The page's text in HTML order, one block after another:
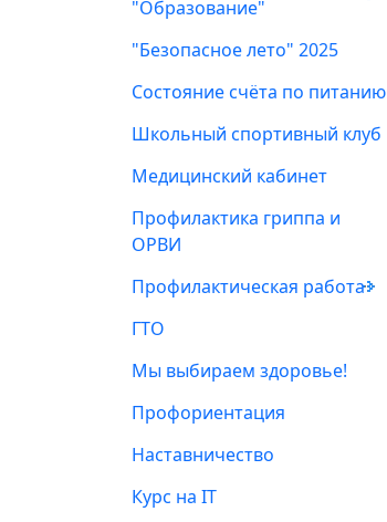
"Образование"
"Безопасное лето" 2025
Состояние счёта по питанию
Школьный спортивный клуб
Медицинский кабинет
Профилактика гриппа и
ОРВИ
Профилактическая работа
ГТО
Мы выбираем здоровье!
Профориентация
Наставничество
Курс на IT